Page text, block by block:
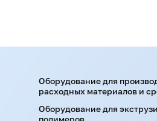
Оборудование для
расходных материалов и
Оборудование для
полимеров